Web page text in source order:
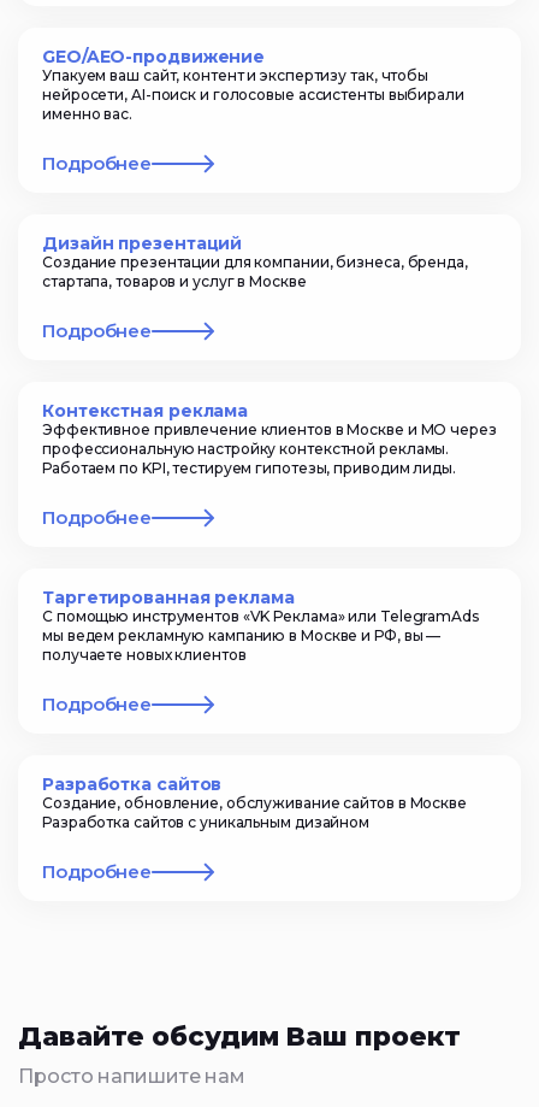
GEO/AEO-продвижение
Упакуем ваш сайт, контент и экспертизу так, чтобы
нейросети, AI-поиск и голосовые ассистенты выбирали
именно вас.
Подробнее
Дизайн презентаций
Создание презентации для компании, бизнеса, бренда,
стартапа, товаров и услуг в Москве
Подробнее
Контекстная реклама
Эффективное привлечение клиентов в Москве и МО через
профессиональную настройку контекстной рекламы.
Работаем по KPI, тестируем гипотезы, приводим лиды.
Подробнее
Таргетированная реклама
С помощью инструментов «VK Реклама» или TelegramAds
мы ведем рекламную кампанию в Москве и РФ, вы —
получаете новых клиентов
Подробнее
Разработка сайтов
Создание, обновление, обслуживание сайтов в Москве
Разработка сайтов с уникальным дизайном
Подробнее
Давайте обсудим Ваш проект
Просто напишите нам